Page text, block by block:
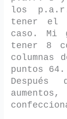
los
tener el
caso. Mi
tener 8
puntos 64.
Después